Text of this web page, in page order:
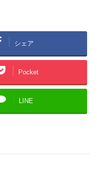
シェア
Pocket
LINE